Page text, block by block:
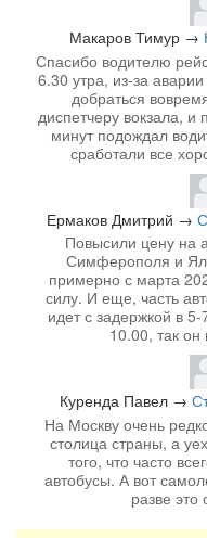
Макаров Тимур →
Спасибо водителю
6.30 утра, из-за
добраться
диспетчеру вокзала,
минут подождал
сработали все
Ермаков Дмитрий →
Повысили цену на
Симферополя и
примерно с марта
силу. И еще, часть
идет с задержкой в
10.00, так он
Куренда Павел→
На Москву очень
столица страны, а
того, что часто
автобусы. А вот
разве это